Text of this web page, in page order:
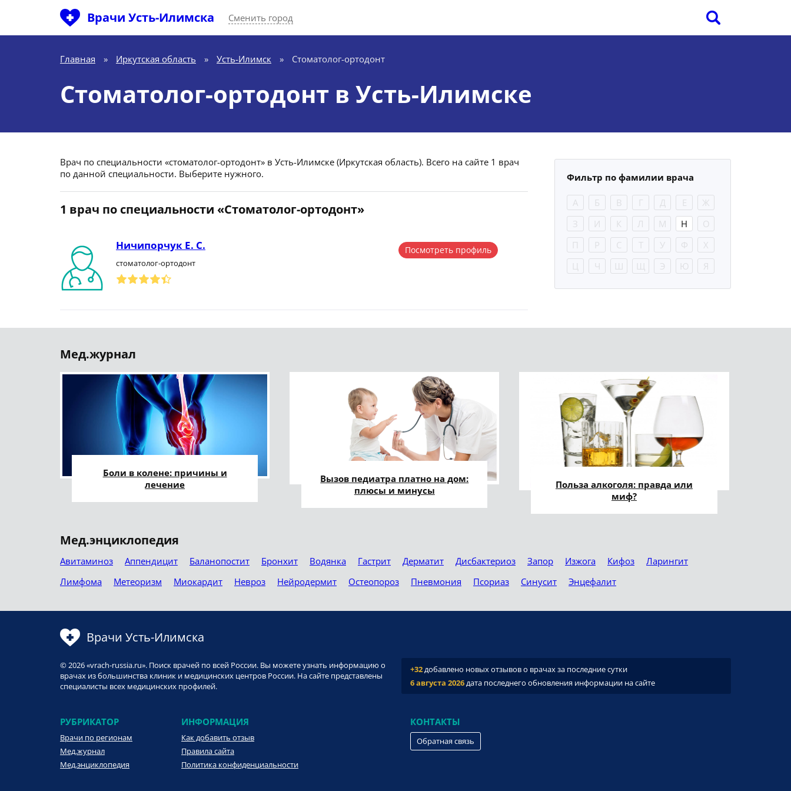
Врачи Усть-Илимска Сменить город
Главная » Иркутская область » Усть-Илимск » Стоматолог-ортодонт
Стоматолог-ортодонт в Усть-Илимске
Врач по специальности «стоматолог-ортодонт» в Усть-Илимске (Иркутская область). Всего на сайте 1 врач
по данной специальности. Выберите нужного.
1 врач по специальности «Стоматолог-ортодонт»
Ничипорчук Е. С.
стоматолог-ортодонт
Посмотреть профиль
Фильтр по фамилии врача
А Б В Г Д Е
Ж
З
И К Л М Н
О
П
Р С Т У Ф
Х
Ц
Ч Ш Щ Э Ю Я
Мед.журнал
Боли в колене: причины и
лечение
Вызов педиатра платно на дом:
плюсы и минусы
Польза алкоголя: правда или
миф?
Мед.энциклопедия
Авитаминоз Аппендицит Баланопостит Бронхит Водянка Гастрит Дерматит Дисбактериоз Запор Изжога Кифоз
Ларингит
Лимфома
Метеоризм Миокардит Невроз Нейродермит Остеопороз Пневмония Псориаз Синусит Энцефалит
Врачи Усть-Илимска
© 2026 «vrach-russia.ru». Поиск врачей по всей России. Вы можете узнать информацию о
врачах из большинства клиник и медицинских центров России. На сайте представлены
специалисты всех медицинских профилей.
+32добавлено новых отзывов о врачах за последние сутки
6 августа 2026дата последнего обновления информации на сайте
РУБРИКАТОР
Врачи по регионам
Мед.журнал
Мед.энциклопедия
ИНФОРМАЦИЯ
Как добавить отзыв
Правила сайта
Политика конфиденциальности
КОНТАКТЫ
Обратная связь